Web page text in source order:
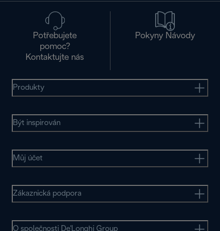
Potřebujete
pomoc?
Kontaktujte nás
Pokyny Návody
Produkty
Být inspirován
Můj účet
Zákaznická podpora
O společnosti De'Longhi Group